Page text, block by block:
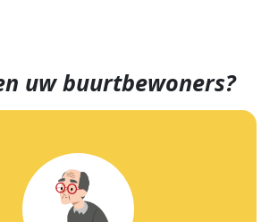
uw buurtbewoners?